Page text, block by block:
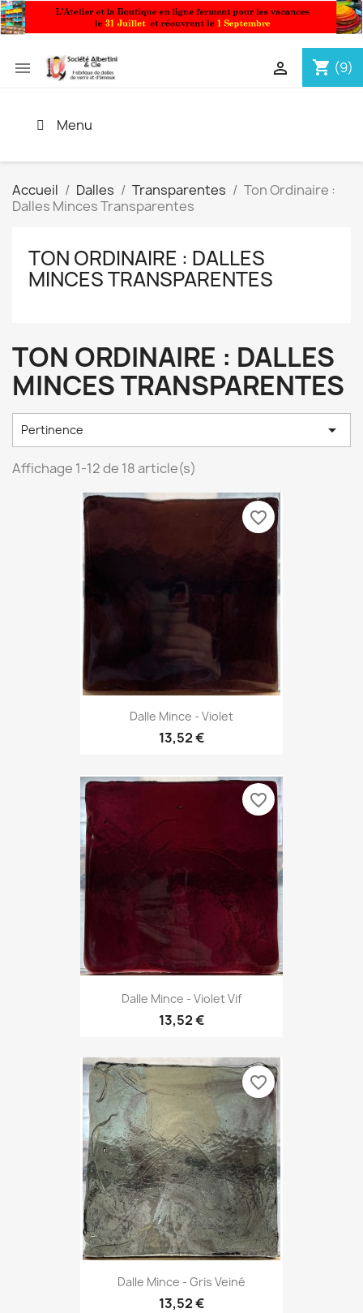
 shopping_cart (9)

Menu
Accueil Dalles Transparentes
Ton Ordinaire :
Dalles Minces Transparentes
TON ORDINAIRE : DALLES
MINCES TRANSPARENTES
TON ORDINAIRE : DALLES
MINCES TRANSPARENTES
Pertinence 
Affichage 1-12 de 18 article(s)
Dalle Mince - Violet
13,52 €
favorite_border
Dalle Mince - Violet Vif
13,52 €
favorite_border
Dalle Mince - Gris Veiné
13,52 €
favorite_border